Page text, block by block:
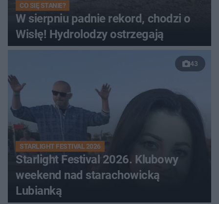
CO SIĘ STANIE?
W sierpniu padnie rekord, chodzi o
Wisłę! Hydrolodzy ostrzegają
43
STARLIGHT FESTIVAL 2026
Starlight Festival 2026. Klubowy
weekend nad starachowicką
Lubianką